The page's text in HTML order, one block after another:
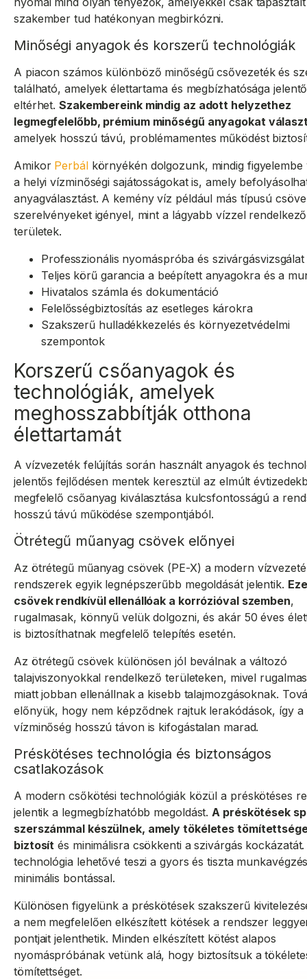
szakember tud hatékonyan megbirkózni.
Minőségi anyagok és korszerű technológiák
A piacon számos különböző minőségű csővezeték és
található, amelyek élettartama és megbízhatósága
eltérhet.Szakembereink mindig az adott helyzethez
legmegfelelőbb, prémium minőségű anyagokat
amelyek hosszú távú, problémamentes működést
Amikor Perbálkörnyékén dolgozunk, mindig figyelembe
a helyi vízminőségi sajátosságokat is, amely
anyagválasztást. A kemény víz például más típusú
szerelvényeket igényel, mint a lágyabb vízzel rendelkező
területek.
Professzionális nyomáspróba és szivárgásvizsgálat
Teljes körű garancia a beépített anyagokra és a
Hivatalos számla és dokumentáció
Felelősségbiztosítás az esetleges károkra
Szakszerű hulladékkezelés és környezetvédelmi
szempontok
Korszerű csőanyagok és
technológiák, amelyek
meghosszabbítják otthona
élettartamát
A vízvezeték felújítás során használt anyagok és
jelentős fejlődésen mentek keresztül az elmúlt
megfelelő csőanyag kiválasztása kulcsfontosságú a
hosszú távú működése szempontjából.
Ötrétegű műanyag csövek előnyei
Az ötrétegű műanyag csövek (PE-X) a modern
rendszerek egyik legnépszerűbb megoldását jelentik.
csövek rendkívül ellenállóak a korrózióval szemben,
rugalmasak, könnyű velük dolgozni, és akár 50 éves
is biztosíthatnak megfelelő telepítés esetén.
Az ötrétegű csövek különösen jól beválnak a változó
talajviszonyokkal rendelkező területeken, mivel
miatt jobban ellenállnak a kisebb talajmozgásoknak.
előnyük, hogy nem képződnek rajtuk lerakódások, így a
vízminőség hosszú távon is kifogástalan marad.
Préskötéses technológia és biztonságos
csatlakozások
A modern csőkötési technológiák közül a préskötéses
jelentik a legmegbízhatóbb megoldást.A préskötések
szerszámmal készülnek, amely tökéletes
biztosít és minimálisra csökkenti a szivárgás kockázatát.
technológia lehetővé teszi a gyors és tiszta
minimális bontással.
Különösen figyelünk a préskötések szakszerű
a nem megfelelően elkészített kötések a rendszer
pontjait jelenthetik. Minden elkészített kötést alapos
nyomáspróbának vetünk alá, hogy biztosítsuk a
tömítettséget.